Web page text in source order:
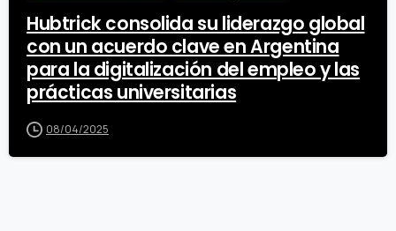
Hubtrick consolida su liderazgo global
con un acuerdo clave en Argentina
para la digitalización del empleo y las
prácticas universitarias
08/04/2025